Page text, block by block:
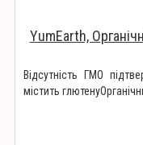
YumEarth,
Відсутність ГМО
містить